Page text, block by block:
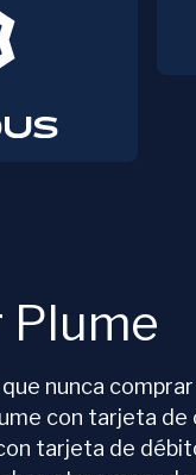
Plume
nunca
con tarjeta
tarjeta de